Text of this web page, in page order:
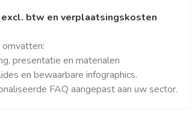
btw en verplaatsingskosten
presentatie en materialen
en bewaarbare infographics.
FAQ aangepast aan uw sector.